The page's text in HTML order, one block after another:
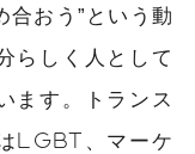
合おう”という動
らしく人として
ます。トランス
LGBT、マーケ